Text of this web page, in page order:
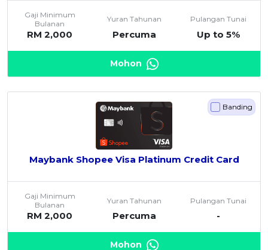
Gaji Minimum
Bulanan
RM 2,000
Yuran Tahunan
Percuma
Pulangan Tunai
Up to 5%
Mohon
Banding
Maybank Shopee Visa Platinum Credit Card
Gaji Minimum
Bulanan
RM 2,000
Yuran Tahunan
Percuma
Pulangan Tunai
-
Mohon